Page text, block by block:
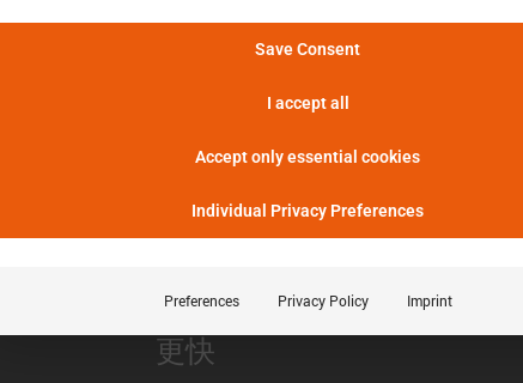
更快
Save Consent
I accept all
Accept only essential cookies
Individual Privacy Preferences
Preferences Privacy Policy Imprint